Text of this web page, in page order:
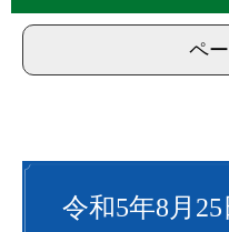
ペ
令和5年8月25